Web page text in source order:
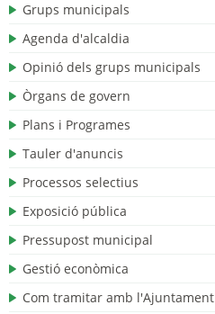
Grups municipals
Agenda d'alcaldia
Opinió dels grups municipals
Òrgans de govern
Plans i Programes
Tauler d'anuncis
Processos selectius
Exposició pública
Pressupost municipal
Gestió econòmica
Com tramitar amb l'Ajuntament